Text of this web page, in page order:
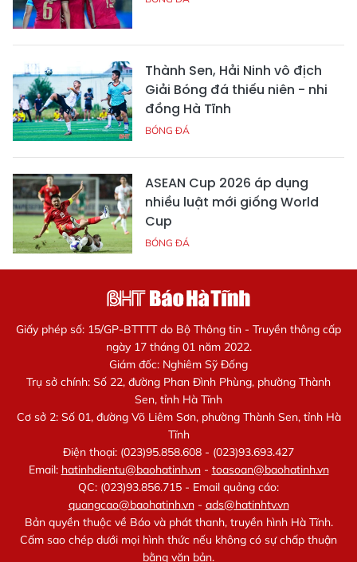
Thành Sen, Hải Ninh vô địch
Giải Bóng đá thiếu niên - nhi
đồng Hà Tĩnh
BÓNG ĐÁ
ASEAN Cup 2026 áp dụng
nhiều luật mới giống World
Cup
BÓNG ĐÁ
Giấy phép số: 15/GP-BTTTT do Bộ Thông tin - Truyền thông cấp
ngày 17 tháng 01 năm 2022.
Giám đốc: Nghiêm Sỹ Đống
Trụ sở chính: Số 22, đường Phan Đình Phùng, phường Thành
Sen, tỉnh Hà Tĩnh
Cơ sở 2: Số 01, đường Võ Liêm Sơn, phường Thành Sen, tỉnh Hà
Tĩnh
Điện thoại: (023)95.858.608 - (023)93.693.427
Email: hatinhdientu@baohatinh.vn- toasoan@baohatinh.vn
QC: (023)93.856.715 - Email quảng cáo:
quangcao@baohatinh.vn- ads@hatinhtv.vn
Bản quyền thuộc về Báo và phát thanh, truyền hình Hà Tĩnh.
Cấm sao chép dưới mọi hình thức nếu không có sự chấp thuận
bằng văn bản.